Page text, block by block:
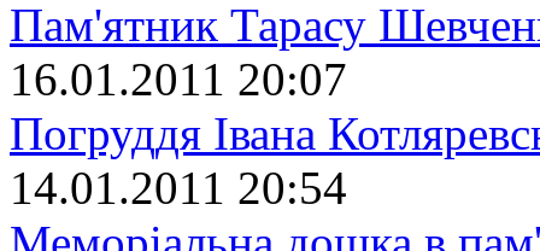
Пам'ятник Тарасу
16.01.2011 20:07
Погруддя Івана
14.01.2011 20:54